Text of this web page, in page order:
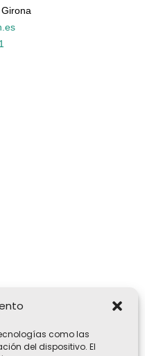
como las
del dispositivo. El